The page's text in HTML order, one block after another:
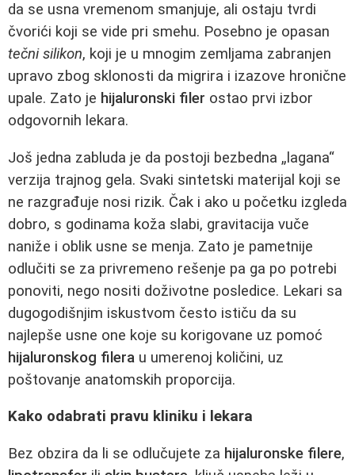
da se usna vremenom smanjuje, ali ostaju tvrdi
čvorići koji se vide pri smehu. Posebno je opasan
tečni silikon, koji je u mnogim zemljama zabranjen
upravo zbog sklonosti da migrira i izazove hronične
upale. Zato je hijaluronski filer ostao prvi izbor
odgovornih lekara.
Još jedna zabluda je da postoji bezbedna „lagana“
verzija trajnog gela. Svaki sintetski materijal koji se
ne razgrađuje nosi rizik. Čak i ako u početku izgleda
dobro, s godinama koža slabi, gravitacija vuče
naniže i oblik usne se menja. Zato je pametnije
odlučiti se za privremeno rešenje pa ga po potrebi
ponoviti, nego nositi doživotne posledice. Lekari sa
dugogodišnjim iskustvom često ističu da su
najlepše usne one koje su korigovane uz pomoć
hijaluronskog filera u umerenoj količini, uz
poštovanje anatomskih proporcija.
Kako odabrati pravu kliniku i lekara
Bez obzira da li se odlučujete za hijaluronske filere,